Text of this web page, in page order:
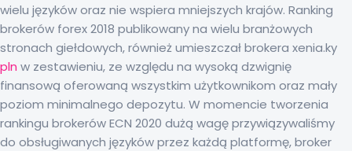
wielu języków oraz nie wspiera mniejszych krajów. Ranking
brokerów forex 2018 publikowany na wielu branżowych
stronach giełdowych, również umieszczał brokera xenia.ky
pln w zestawieniu, ze względu na wysoką dzwignię
finansową oferowaną wszystkim użytkownikom oraz mały
poziom minimalnego depozytu. W momencie tworzenia
rankingu brokerów ECN 2020 dużą wagę przywiązywaliśmy
do obsługiwanych języków przez każdą platformę, broker